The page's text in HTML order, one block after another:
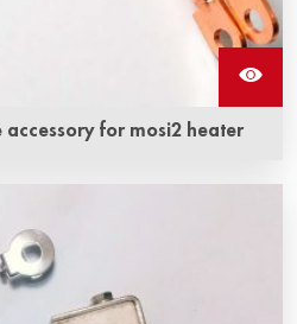
for mosi2 heater
สำหรับชิ้นส่วนทำความร้อน Mosi2
ะชิ้นส่วนทำความร้อนโมลิบดีนได
างใกล้ชิดด้วยเทคโนโลยีพิเศษเพื่อ
ครงสร้างรวม